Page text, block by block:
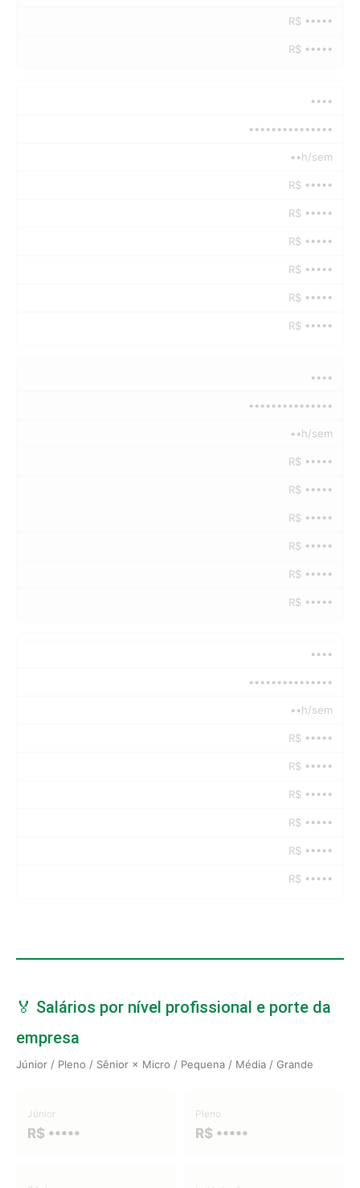
R$ •••••
R$ •••••
••••
•••••••••••••••
••h/sem
R$ •••••
R$ •••••
R$ •••••
R$ •••••
R$ •••••
R$ •••••
••••
•••••••••••••••
••h/sem
R$ •••••
R$ •••••
R$ •••••
R$ •••••
R$ •••••
R$ •••••
••••
•••••••••••••••
••h/sem
R$ •••••
R$ •••••
R$ •••••
R$ •••••
R$ •••••
R$ •••••
🏅 Salários por nível profissional e porte da
empresa
Júnior / Pleno / Sênior × Micro / Pequena / Média / Grande
Júnior
R$ •••••
Pleno
R$ •••••